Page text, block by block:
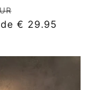
promotionnel
€ 29.95